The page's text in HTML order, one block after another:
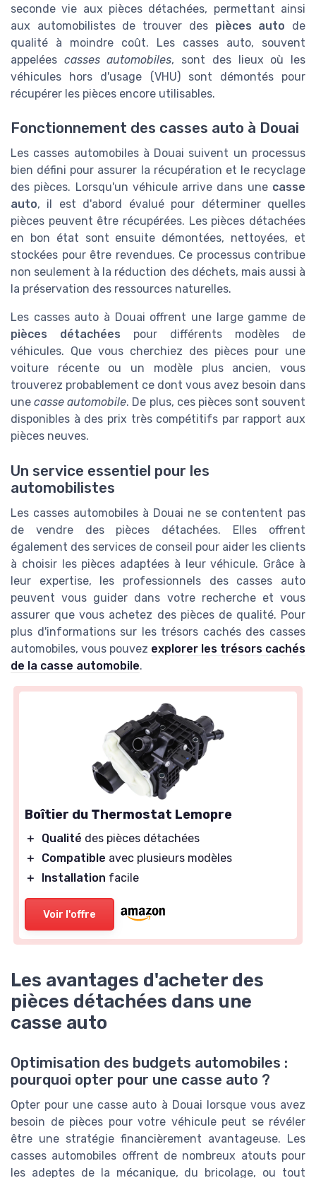
seconde vie aux pièces détachées, permettant ainsi
aux automobilistes de trouver des pièces auto de
qualité à moindre coût. Les casses auto, souvent
appelées casses automobiles, sont des lieux où les
véhicules hors d'usage (VHU) sont démontés pour
récupérer les pièces encore utilisables.
Fonctionnement des casses auto à Douai
Les casses automobiles à Douai suivent un processus
bien défini pour assurer la récupération et le recyclage
des pièces. Lorsqu'un véhicule arrive dans une casse
auto, il est d'abord évalué pour déterminer quelles
pièces peuvent être récupérées. Les pièces détachées
en bon état sont ensuite démontées, nettoyées, et
stockées pour être revendues. Ce processus contribue
non seulement à la réduction des déchets, mais aussi à
la préservation des ressources naturelles.
Les casses auto à Douai offrent une large gamme de
pièces détachées pour différents modèles de
véhicules. Que vous cherchiez des pièces pour une
voiture récente ou un modèle plus ancien, vous
trouverez probablement ce dont vous avez besoin dans
unecasse automobile. De plus, ces pièces sont souvent
disponibles à des prix très compétitifs par rapport aux
pièces neuves.
Un service essentiel pour les
automobilistes
Les casses automobiles à Douai ne se contentent pas
de vendre des pièces détachées. Elles offrent
également des services de conseil pour aider les clients
à choisir les pièces adaptées à leur véhicule. Grâce à
leur expertise, les professionnels des casses auto
peuvent vous guider dans votre recherche et vous
assurer que vous achetez des pièces de qualité. Pour
plus d'informations sur les trésors cachés des casses
automobiles, vous pouvez explorer les trésors cachés
de la casse automobile.
Boîtier du Thermostat Lemopre
＋ Qualité des pièces détachées
＋
Compatible avec plusieurs modèles
＋
Installation facile
Voir l'offre
Les avantages d'acheter des
pièces détachées dans une
casse auto
Optimisation des budgets automobiles :
pourquoi opter pour une casse auto ?
Opter pour une casse auto à Douai lorsque vous avez
besoin de pièces pour votre véhicule peut se révéler
être une stratégie financièrement avantageuse. Les
casses automobiles offrent de nombreux atouts pour
les adeptes de la mécanique, du bricolage, ou tout